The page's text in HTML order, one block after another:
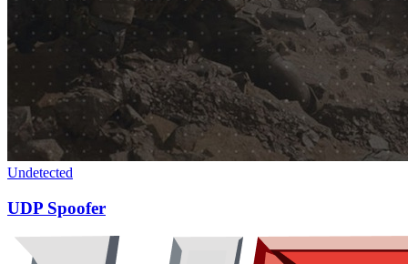
Undetected
UDP Spoofer